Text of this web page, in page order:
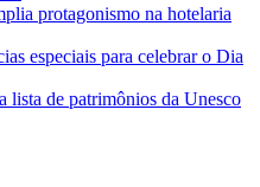
protagonismo na hotelaria
especiais para celebrar o Dia
lista de patrimônios da Unesco